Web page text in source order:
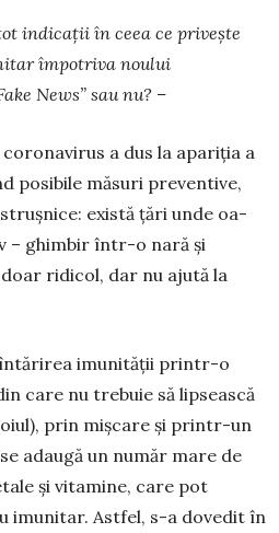
indicații în ceea ce privește
împotriva noului
News” sau nu? –
a dus la apariția a
posibile măsuri preventive,
există țări unde oa­
– ghimbir într-o nară și
ridicol, dar nu ajută la
imunității printr-o
care nu trebuie să lipsească
prin mișcare și printr-un
adaugă un număr mare de
și vitamine, care pot
imunitar. Astfel, s-a dovedit în